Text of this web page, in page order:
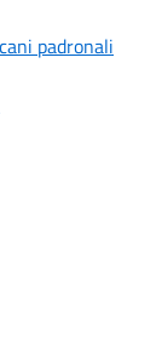
padronali